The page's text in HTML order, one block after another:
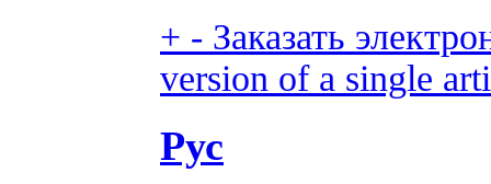
+ - Заказать
version of a single
Рус